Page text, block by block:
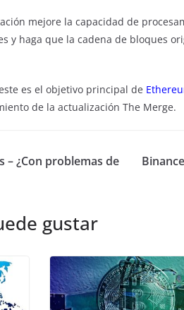
mejore la capacidad de
y haga que la cadena de bloques
es el objetivo principal de
de la actualización The Merge.
– ¿Con problemas de
gustar